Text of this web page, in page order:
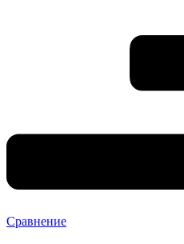
Сравнение